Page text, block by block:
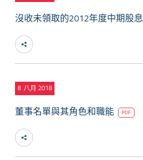
沒收未領取的2012年度中期股息
8 八月 2018
董事名單與其角色和職能 PDF